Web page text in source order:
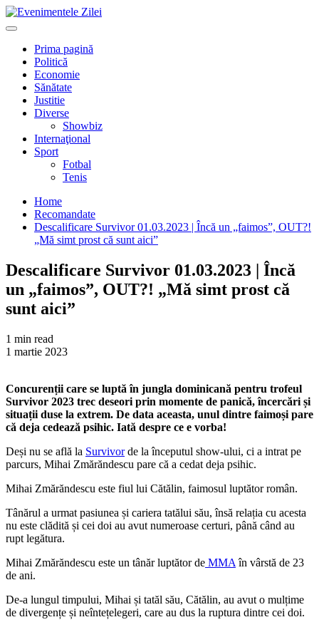
Mergi
la
Primary
Prima pagină
Politică
Economie
Sănătate
Justitie
Diverse
Showbiz
Internaţional
Sport
Fotbal
Tenis
Home
Recomandate
Descalificare Survivor 01.03.2023 | Încă un „faimos”, OUT?!
„Mă simt prost că sunt aici”
Descalificare Survivor 01.03.2023 | Încă
un „faimos”, OUT?! „Mă simt prost că
sunt aici”
1 min read
1 martie 2023
Concurenții care se luptă în jungla dominicană pentru trofeul
Survivor 2023 trec deseori prin momente de panică, încercări și
situații duse la extrem. De data aceasta, unul dintre faimoși pare
că deja cedează psihic. Iată despre ce e vorba!
Deși nu se află la Survivorde la începutul show-ului, ci a intrat pe
parcurs, Mihai Zmărăndescu pare că a cedat deja psihic.
Mihai Zmărăndescu este fiul lui Cătălin, faimosul luptător român.
Tânărul a urmat pasiunea și cariera tatălui său, însă relația cu acesta
nu este clădită și cei doi au avut numeroase certuri, până când au
rupt legătura.
Mihai Zmărăndescu este un tânăr luptător de MMA în vârstă de 23
de ani.
De-a lungul timpului, Mihai și tatăl său, Cătălin, au avut o mulțime
de divergențe și neîntețelegeri, care au dus la ruptura dintre cei doi.